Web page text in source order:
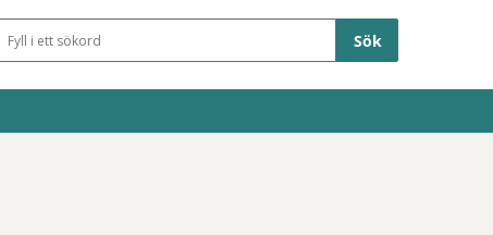
Sökfält